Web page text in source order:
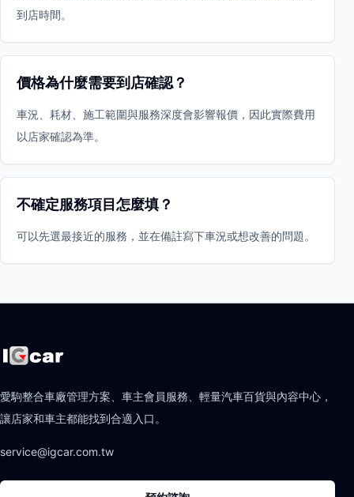
到店時間。
價格為什麼需要到店確認？
車況、耗材、施工範圍與服務深度會影響報價，因此實際費用
以店家確認為準。
不確定服務項目怎麼填？
可以先選最接近的服務，並在備註寫下車況或想改善的問題。
愛駒整合車廠管理方案、車主會員服務、輕量汽車百貨與內容中心，
讓店家和車主都能找到合適入口。
service@igcar.com.tw